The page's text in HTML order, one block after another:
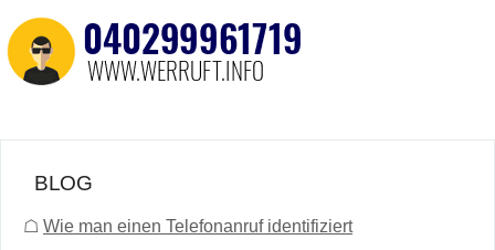
BLOG
☖ Wie man einen Telefonanruf identifiziert